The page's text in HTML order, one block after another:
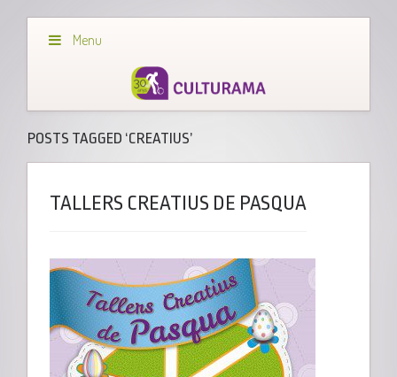
Menu
POSTS TAGGED ‘CREATIUS’
TALLERS CREATIUS DE PASQUA